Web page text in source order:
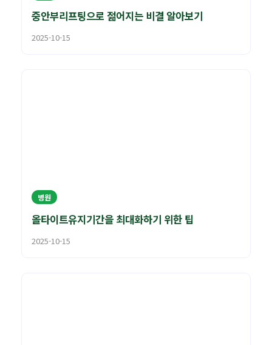
중안부리프팅으로 젊어지는 비결 알아보기
2025-10-15
병원
올타이트유지기간을 최대화하기 위한 팁
2025-10-15